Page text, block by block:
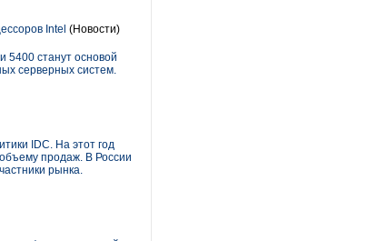
Intel (Новости)
5400 станут основой
серверных систем.
IDC. На этот год
продаж. В России
рынка.